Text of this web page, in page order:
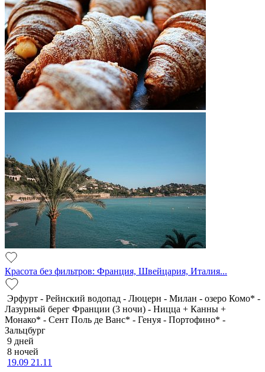
Красота без фильтров: Франция, Швейцария, Италия...
Эрфурт - Рейнский водопад - Люцерн - Милан - озеро Комо* -
Лазурный берег Франции (3 ночи) - Ницца + Канны +
Монако* - Сент Поль де Ванс* - Генуя - Портофино* -
Зальцбург
9 дней
8 ночей
19.09 21.11